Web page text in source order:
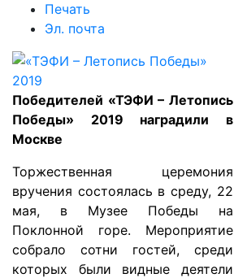
Печать
Эл. почта
Победителей «ТЭФИ – Летопись
Победы» 2019 наградили в
Москве
Торжественная церемония
вручения состоялась в среду, 22
мая, в Музее Победы на
Поклонной горе. Мероприятие
собрало сотни гостей, среди
которых были видные деятели